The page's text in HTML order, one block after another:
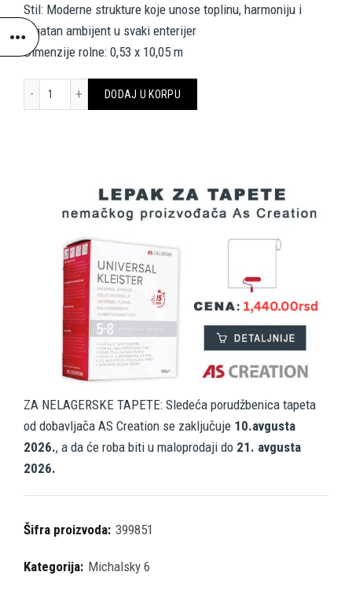
Stil: Moderne strukture koje unose toplinu, harmoniju i
prijatan ambijent u svaki enterijer
Dimenzije rolne: 0,53 x 10,05 m
DODAJ U KORPU
ZA NELAGERSKE TAPETE: Sledeća porudžbenica tapeta
od dobavljača AS Creation se zaključuje 10.avgusta
2026., a da će roba biti u maloprodaji do 21. avgusta
2026.
Šifra proizvoda: 399851
Kategorija: Michalsky 6